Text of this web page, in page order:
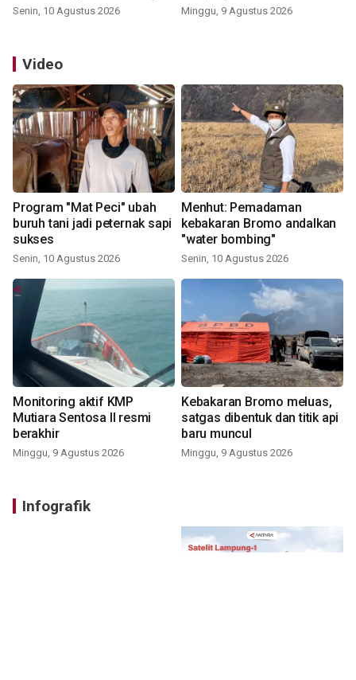
Senin, 10 Agustus 2026 Minggu, 9 Agustus 2026
Video
Program "Mat Peci" ubah
buruh tani jadi peternak sapi
sukses
Senin, 10 Agustus 2026
Menhut: Pemadaman
kebakaran Bromo andalkan
"water bombing"
Senin, 10 Agustus 2026
Monitoring aktif KMP
Mutiara Sentosa II resmi
berakhir
Minggu, 9 Agustus 2026
Kebakaran Bromo meluas,
satgas dibentuk dan titik api
baru muncul
Minggu, 9 Agustus 2026
Infografik